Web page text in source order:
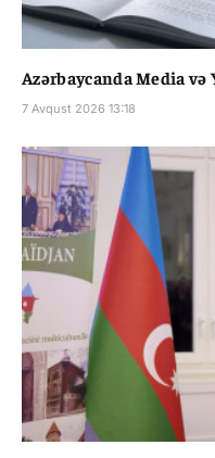
Azərbaycanda Media və
7 Avqust 2026 13:18